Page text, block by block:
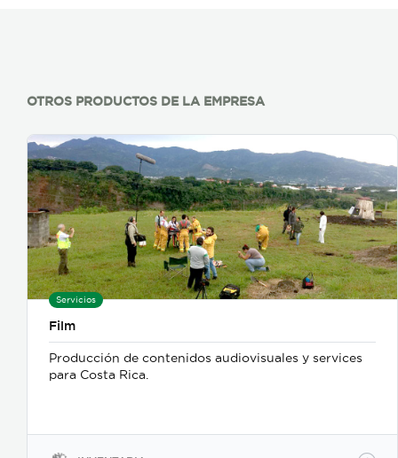
OTROS PRODUCTOS DE LA EMPRESA
Servicios
Film
Producción de contenidos audiovisuales y services
para Costa Rica.